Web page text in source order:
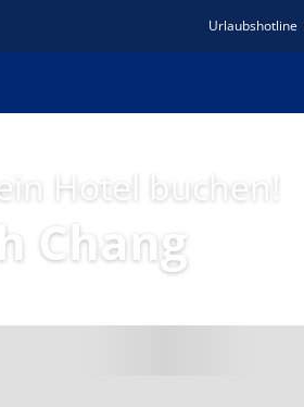
Urlaubshotline
Hotel buchen!
Chang